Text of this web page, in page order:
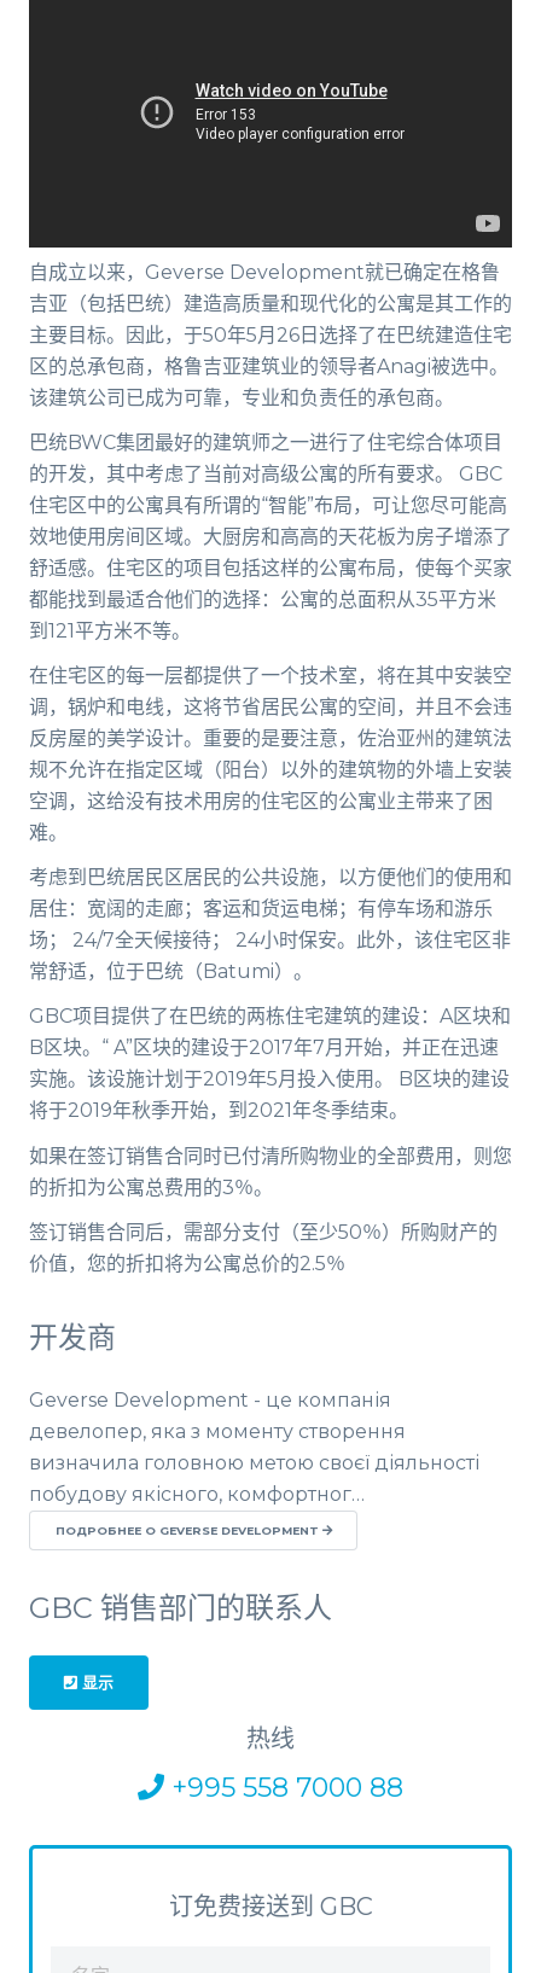
自成立以来，Geverse Development就已确定在格鲁
吉亚（包括巴统）建造高质量和现代化的公寓是其工作的
主要目标。因此，于50年5月26日选择了在巴统建造住宅
区的总承包商，格鲁吉亚建筑业的领导者Anagi被选中。
该建筑公司已成为可靠，专业和负责任的承包商。
巴统BWC集团最好的建筑师之一进行了住宅综合体项目
的开发，其中考虑了当前对高级公寓的所有要求。 GBC
住宅区中的公寓具有所谓的“智能”布局，可让您尽可能高
效地使用房间区域。大厨房和高高的天花板为房子增添了
舒适感。住宅区的项目包括这样的公寓布局，使每个买家
都能找到最适合他们的选择：公寓的总面积从35平方米
到121平方米不等。
在住宅区的每一层都提供了一个技术室，将在其中安装空
调，锅炉和电线，这将节省居民公寓的空间，并且不会违
反房屋的美学设计。重要的是要注意，佐治亚州的建筑法
规不允许在指定区域（阳台）以外的建筑物的外墙上安装
空调，这给没有技术用房的住宅区的公寓业主带来了困
难。
考虑到巴统居民区居民的公共设施，以方便他们的使用和
居住：宽阔的走廊；客运和货运电梯；有停车场和游乐
场； 24/7全天候接待； 24小时保安。此外，该住宅区非
常舒适，位于巴统（Batumi）。
GBC项目提供了在巴统的两栋住宅建筑的建设：A区块和
B区块。“ A”区块的建设于2017年7月开始，并正在迅速
实施。该设施计划于2019年5月投入使用。 B区块的建设
将于2019年秋季开始，到2021年冬季结束。
如果在签订销售合同时已付清所购物业的全部费用，则您
的折扣为公寓总费用的3％。
签订销售合同后，需部分支付（至少50％）所购财产的
价值，您的折扣将为公寓总价的2.5％
开发商
Geverse Development - це компанія
девелопер, яка з моменту створення
визначила головною метою своєї діяльності
побудову якісного, комфортног…
ПОДРОБНЕЕ О GEVERSE DEVELOPMENT
GBC 销售部门的联系人
显示
热线
+995 558 7000 88
订免费接送到 GBC